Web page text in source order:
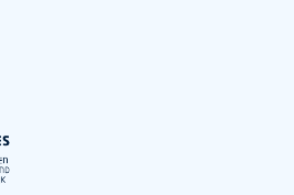
pagina van Hypotheek
pagina van
de Instagram pagina van